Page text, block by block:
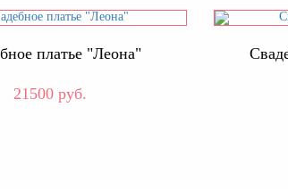
платье "Леона"
21500 руб.